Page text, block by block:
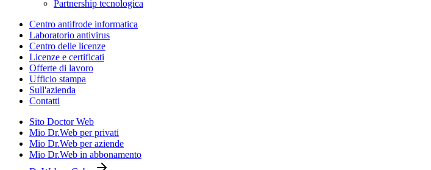
Partnership tecnologica
Centro antifrode informatica
Laboratorio antivirus
Centro delle licenze
Licenze e certificati
Offerte di lavoro
Ufficio stampa
Sull'azienda
Contatti
Sito Doctor Web
Mio Dr.Web per privati
Mio Dr.Web per aziende
Mio Dr.Web in abbonamento